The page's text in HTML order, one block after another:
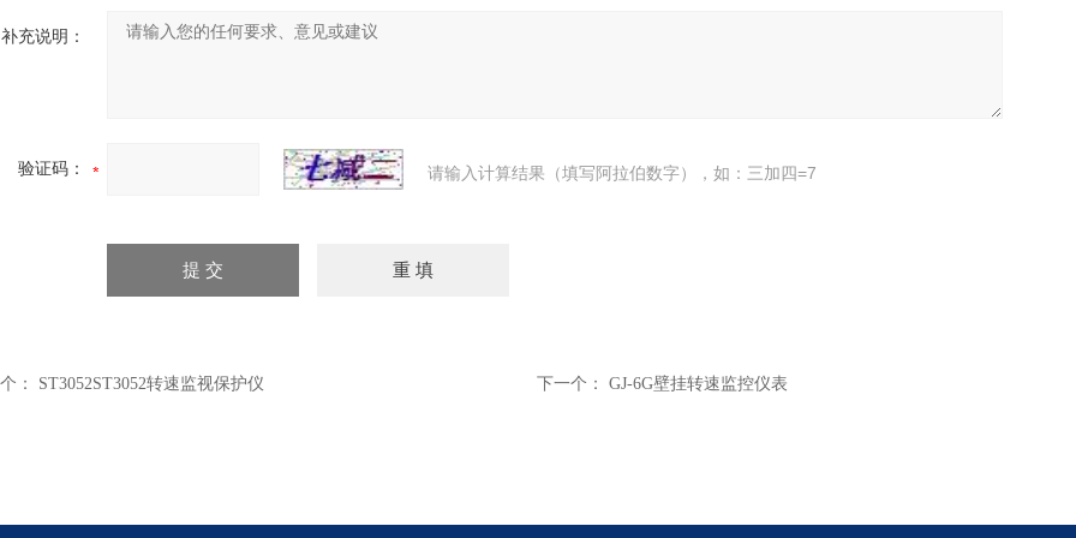
补充说明：
验证码： 请输入计算结果（填写阿拉伯数字），如：三加四=7
： ST3052ST3052转速监视保护仪 下一个： GJ-6G壁挂转速监控仪表